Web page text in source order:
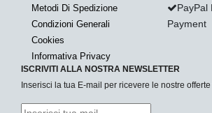
Metodi Di Spedizione
Condizioni Generali
Cookies
Informativa Privacy
PayPal
Payment
ISCRIVITI ALLA NOSTRA NEWSLETTER
Inserisci la tua E-mail per ricevere le nostre offerte